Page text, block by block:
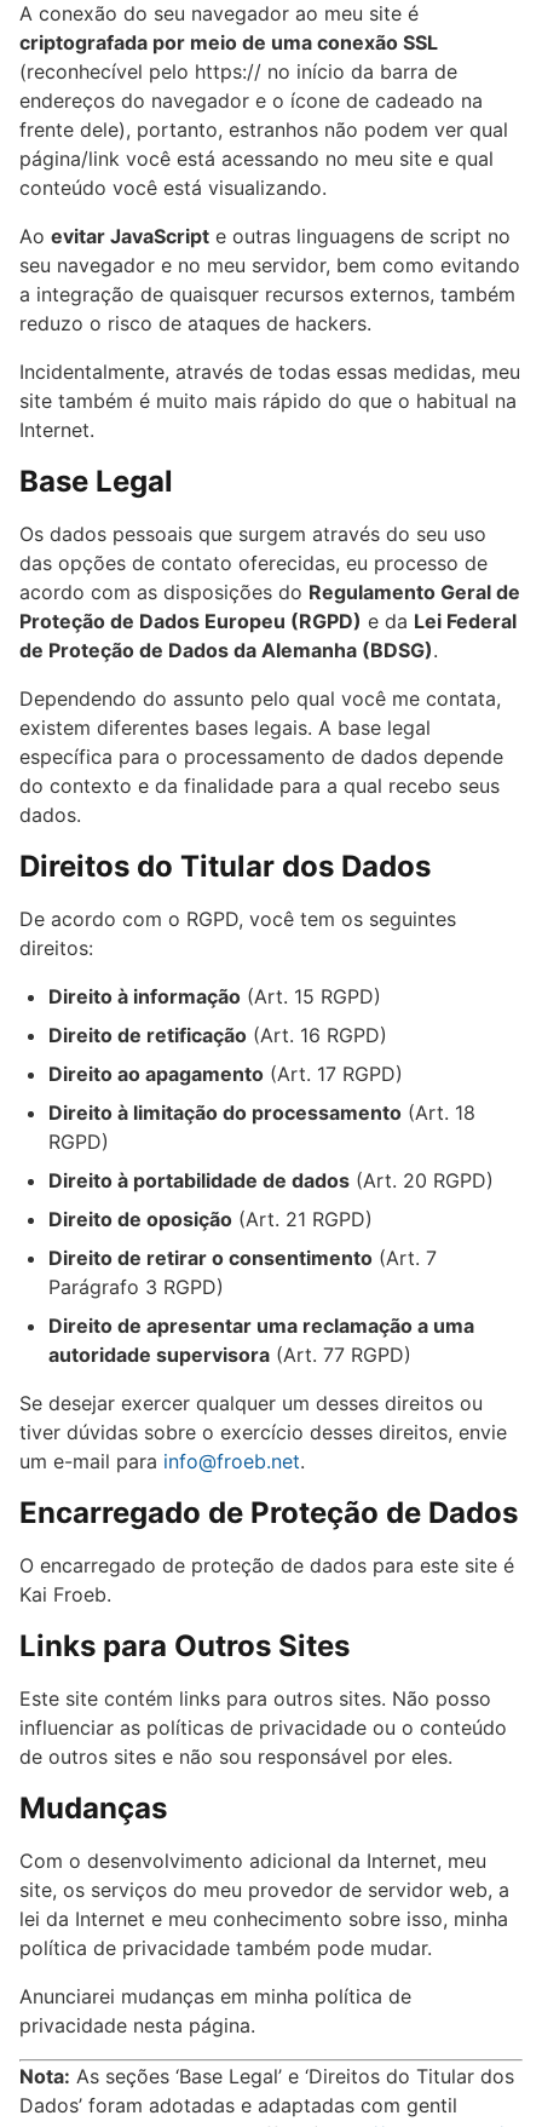
A conexão do seu navegador ao meu site é
criptografada por meio de uma conexão SSL
(reconhecível pelo https:// no início da barra de
endereços do navegador e o ícone de cadeado na
frente dele), portanto, estranhos não podem ver qual
página/link você está acessando no meu site e qual
conteúdo você está visualizando.
Ao evitar JavaScript e outras linguagens de script no
seu navegador e no meu servidor, bem como evitando
a integração de quaisquer recursos externos, também
reduzo o risco de ataques de hackers.
Incidentalmente, através de todas essas medidas, meu
site também é muito mais rápido do que o habitual na
Internet.
Base Legal
Os dados pessoais que surgem através do seu uso
das opções de contato oferecidas, eu processo de
acordo com as disposições do Regulamento Geral de
Proteção de Dados Europeu (RGPD) e da Lei Federal
de Proteção de Dados da Alemanha (BDSG).
Dependendo do assunto pelo qual você me contata,
existem diferentes bases legais. A base legal
específica para o processamento de dados depende
do contexto e da finalidade para a qual recebo seus
dados.
Direitos do Titular dos Dados
De acordo com o RGPD, você tem os seguintes
direitos:
Direito à informação (Art. 15 RGPD)
Direito de retificação (Art. 16 RGPD)
Direito ao apagamento (Art. 17 RGPD)
Direito à limitação do processamento (Art. 18
RGPD)
Direito à portabilidade de dados (Art. 20 RGPD)
Direito de oposição (Art. 21 RGPD)
Direito de retirar o consentimento (Art. 7
Parágrafo 3 RGPD)
Direito de apresentar uma reclamação a uma
autoridade supervisora (Art. 77 RGPD)
Se desejar exercer qualquer um desses direitos ou
tiver dúvidas sobre o exercício desses direitos, envie
um e-mail para info@froeb.net.
Encarregado de Proteção de Dados
O encarregado de proteção de dados para este site é
Kai Froeb.
Links para Outros Sites
Este site contém links para outros sites. Não posso
influenciar as políticas de privacidade ou o conteúdo
de outros sites e não sou responsável por eles.
Mudanças
Com o desenvolvimento adicional da Internet, meu
site, os serviços do meu provedor de servidor web, a
lei da Internet e meu conhecimento sobre isso, minha
política de privacidade também pode mudar.
Anunciarei mudanças em minha política de
privacidade nesta página.
Nota: As seções ‘Base Legal’ e ‘Direitos do Titular dos
Dados’ foram adotadas e adaptadas com gentil